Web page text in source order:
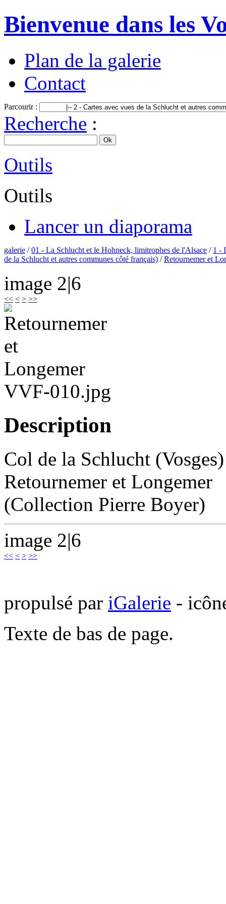
Bienvenue dans les
Plan de la galerie
Contact
Parcourir :
Recherche :
Outils
Outils
Lancer un diaporama
galerie /01 - La Schlucht et le Hohneck, limitrophes de l'Alsace / 1 -
de la Schlucht et autres communes côté français) /Retournemer et
image 2|6
<< < > >>
VVF-010.jpg
Description
Col de la Schlucht
Retournemer et Longemer
(Collection Pierre Boyer)
image 2|6
<< < > >>
propulsé par iGalerie -
Texte de bas de page.